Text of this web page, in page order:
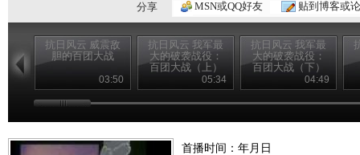
分享
MSN或QQ好友 贴到博客或
抗日风云 威震敌
胆的百团大战
03:50
抗日风云 我军最
大的破袭战役：
百团大战（上）
05:34
抗日风云 我军最
大的破袭战役：
百团大战（下）
04:49
首播时间：年月日